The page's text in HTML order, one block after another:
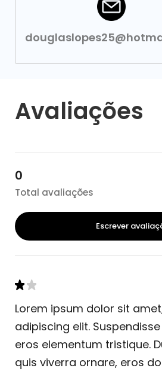
Avaliações
0
Total avaliações
Escrever
Lorem ipsum dolor sit
adipiscing elit.
eros elementum tristique.
quis viverra ornare, eros